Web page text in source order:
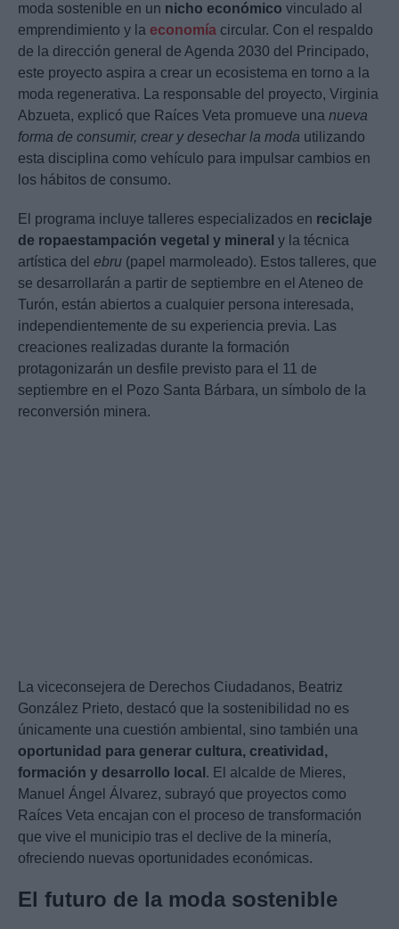
moda sostenible en un nicho económico vinculado al
emprendimiento y la economía circular. Con el respaldo
de la dirección general de Agenda 2030 del Principado,
este proyecto aspira a crear un ecosistema en torno a la
moda regenerativa. La responsable del proyecto, Virginia
Abzueta, explicó que Raíces Veta promueve una nueva
forma de consumir, crear y desechar la moda utilizando
esta disciplina como vehículo para impulsar cambios en
los hábitos de consumo.
El programa incluye talleres especializados en reciclaje
de ropaestampación vegetal y mineral y la técnica
artística del ebru (papel marmoleado). Estos talleres, que
se desarrollarán a partir de septiembre en el Ateneo de
Turón, están abiertos a cualquier persona interesada,
independientemente de su experiencia previa. Las
creaciones realizadas durante la formación
protagonizarán un desfile previsto para el 11 de
septiembre en el Pozo Santa Bárbara, un símbolo de la
reconversión minera.
La viceconsejera de Derechos Ciudadanos, Beatriz
González Prieto, destacó que la sostenibilidad no es
únicamente una cuestión ambiental, sino también una
oportunidad para generar cultura, creatividad,
formación y desarrollo local . El alcalde de Mieres,
Manuel Ángel Álvarez, subrayó que proyectos como
Raíces Veta encajan con el proceso de transformación
que vive el municipio tras el declive de la minería,
ofreciendo nuevas oportunidades económicas.
El futuro de la moda sostenible